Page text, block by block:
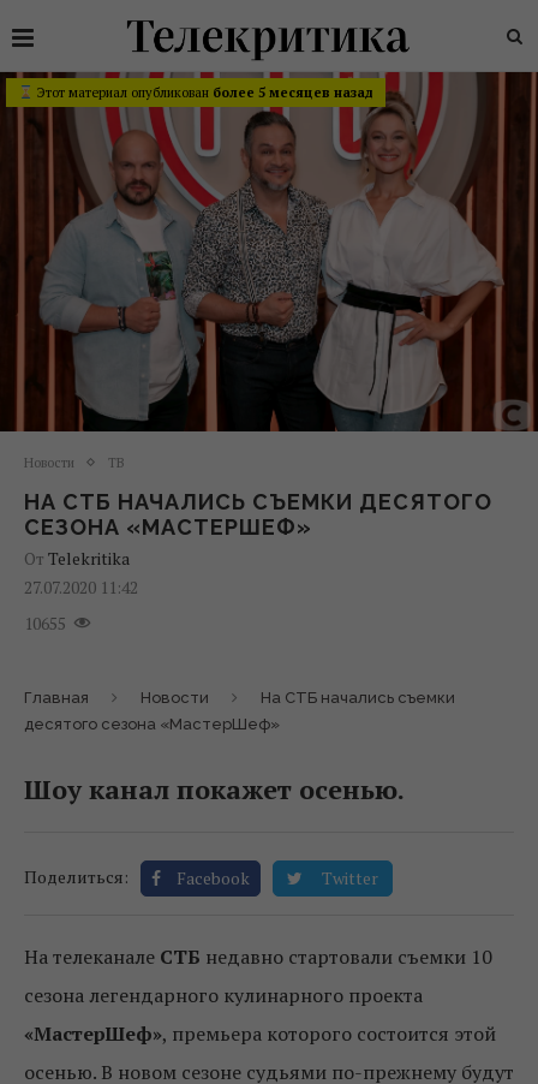
Этот материал опубликован более 5 месяцев назад
Новости ТВ
НА СТБ НАЧАЛИСЬ СЪЕМКИ ДЕСЯТОГО
СЕЗОНА «МАСТЕРШЕФ»
От Telekritika
27.07.2020 11:42
10655
Главная Новости
На СТБ начались съемки
десятого сезона «МастерШеф»
Шоу канал покажет осенью.
Поделиться: Facebook Twitter
На телеканале СТБ недавно стартовали съемки 10
сезона легендарного кулинарного проекта
«МастерШеф», премьера которого состоится этой
осенью. В новом сезоне судьями по-прежнему будут